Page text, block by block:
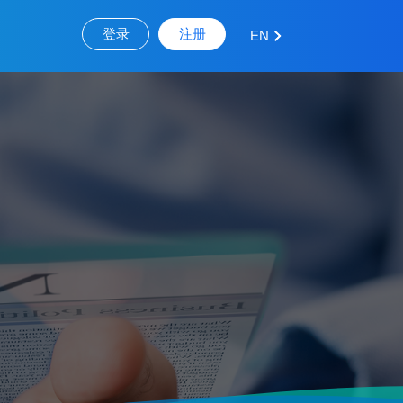
登录 注册 EN